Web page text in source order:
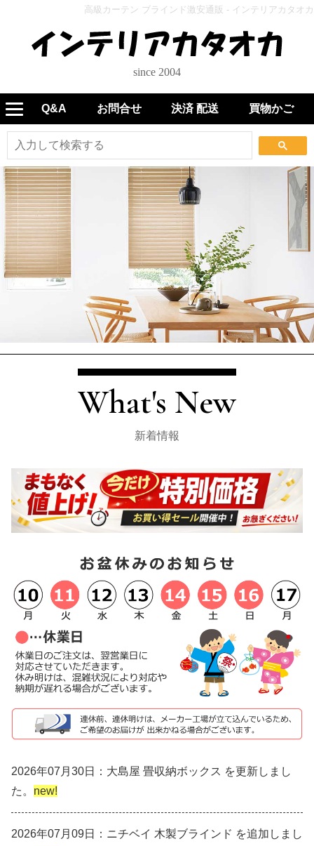
高級カーテン ブラインド激安通販 - インテリアカタオカ
since 2004
What's New
新着情報
2026年07月30日：大島屋 畳収納ボックス を更新しまし
た。 new!
2026年07月09日：ニチベイ 木製ブラインド を追加しまし
Q&A お問合せ 決済 配送 買物かご